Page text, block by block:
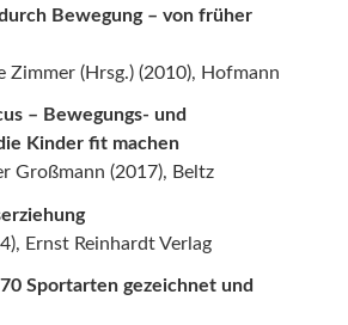
Bewegung – von früher
Zimmer (Hrsg.) (2010), Hofmann
– Bewegungs- und
Kinder fit machen
Großmann (2017), Beltz
Ernst Reinhardt Verlag
Sportarten gezeichnet und